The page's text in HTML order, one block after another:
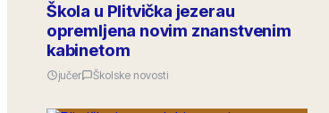
Škola u Plitvička jezerau
opremljena novim znanstvenim
kabinetom
jučer Školske novosti